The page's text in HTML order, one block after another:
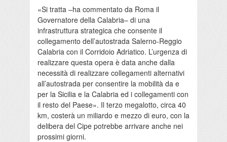
«Si tratta –ha commentato da Roma il
Governatore della Calabria– di una
infrastruttura strategica che consente il
collegamento dell’autostrada Salerno-Reggio
Calabria con il Corridoio Adriatico. L’urgenza di
realizzare questa opera è data anche dalla
necessità di realizzare collegamenti alternativi
all’autostrada per consentire la mobilità da e
per la Sicilia e la Calabria ed i collegamenti con
il resto del Paese». Il terzo megalotto, circa 40
km, costerà un miliardo e mezzo di euro, con la
delibera del Cipe potrebbe arrivare anche nei
prossimi giorni.